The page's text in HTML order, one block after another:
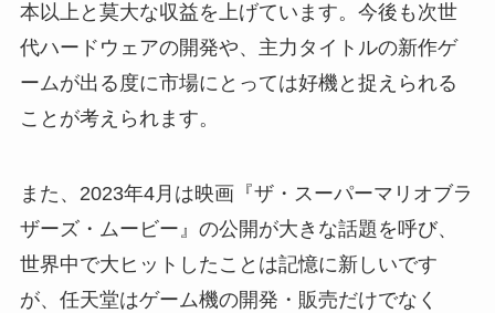
本以上と莫大な収益を上げています。今後も次世
代ハードウェアの開発や、主力タイトルの新作ゲ
ームが出る度に市場にとっては好機と捉えられる
ことが考えられます。
また、2023年4月は映画『ザ・スーパーマリオブラ
ザーズ・ムービー』の公開が大きな話題を呼び、
世界中で大ヒットしたことは記憶に新しいです
が、任天堂はゲーム機の開発・販売だけでなく